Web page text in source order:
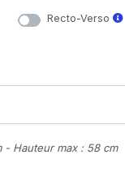
Recto-Verso
- Hauteur max : 58 cm